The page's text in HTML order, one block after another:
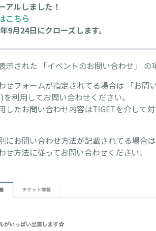
アルしました！
こちら
月24日にクローズします。
示された 「イベントのお問い合わせ」 の
せフォームが指定されてる場合は 「お問
利用してお問い合わせください。
したお問い合わせ内容はTIGETを介して
にお問い合わせ方法が記載されてる場合
方法に従ってお問い合わせください。